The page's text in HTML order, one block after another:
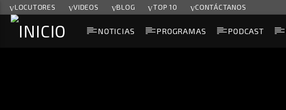
LOCUTORES VIDEOS BLOG TOP 10 CONTÁCTANOS
NOTICIAS PROGRAMAS PODCAST